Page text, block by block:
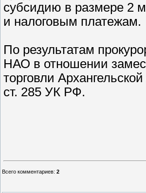
субсидию в размере 2
и налоговым платежам.
По результатам
НАО в отношении
торговли
ст. 285 УК РФ.
Всего комментариев: 2